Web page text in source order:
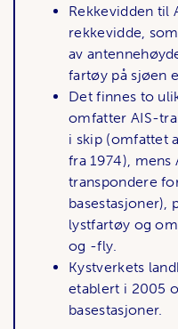
Rekkevidden til
rekkevidde,
av
fartøy på sjøen
Det finnes to
omfatter AIS-
i skip (omfattet
fra 1974), mens
transpondere
basestasjoner),
lystfartøy og
og -fly.
Kystverkets
etablert i 2005
basestasjoner.